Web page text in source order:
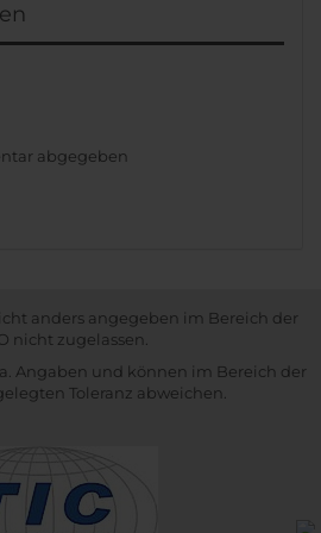
abgegeben
anders angegeben im Bereich der
nicht zugelassen.
Angaben und können im Bereich der
Toleranz abweichen.